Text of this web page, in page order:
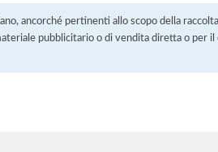
ancorché pertinenti allo scopo della
pubblicitario o di vendita diretta o per